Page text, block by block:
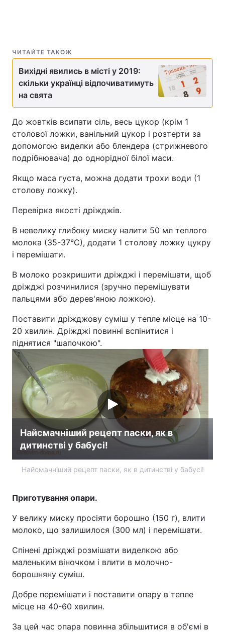
ЧИТАЙТЕ ТАКОЖ
Вихідні явились в місті у 2019:
скільки українці відпочиватимуть
на свята
До жовтків всипати сіль, весь цукор (крім 1
столової ложки, ванільний цукор і розтерти за
допомогою виделки або блендера (стрижневого
подрібнювача) до однорідної білої маси.
Якщо маса густа, можна додати трохи води (1
столову ложку).
Перевірка якості дріжджів.
В невелику глибоку миску налити 50 мл теплого
молока (35-37°С), додати 1 столову ложку цукру
і перемішати.
В молоко розкришити дріжджі і перемішати, щоб
дріжджі розчинилися (зручно перемішувати
пальцями або дерев'яною ложкою).
Поставити дріжджову суміш у тепле місце на 10-
20 хвилин. Дріжджі повинні вспінитися і
піднятися "шапочкою".
Найсмачніший рецепт паски, як в
дитинстві у бабусі!
Найсмачніший рецепт паски, як в дитинстві у бабусі!
Приготування опари.
У велику миску просіяти борошно (150 г), влити
молоко, що залишилося (300 мл) і перемішати.
Спінені дріжджі розмішати виделкою або
маленьким віночком і влити в молочно-
борошняну суміш.
Добре перемішати і поставити опару в тепле
місце на 40-60 хвилин.
За цей час опара повинна збільшитися в об'ємі в